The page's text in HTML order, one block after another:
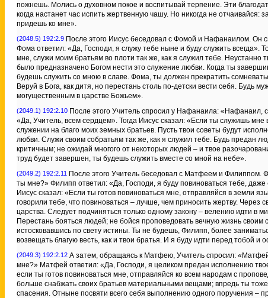
пожнешь. Молись о духовном покое и воспитывай терпение. Эти
когда настанет час испить жертвенную чашу. Но никогда не отчаивайся:
придешь ко мне».
(2048.5) 192:2.9 После этого Иисус беседовал с Фомой и Нафанаилом. Он
Фома ответил: «Да, Господи, я служу тебе ныне и буду служить всегда».
мне, служи моим братьям во плоти так же, как я служил тебе. Неустанно
было предназначено Богом нести это служение любви. Когда ты
будешь служить со мною в славе. Фома, ты должен прекратить
Веруй в Бога, как дитя, но перестань столь по-детски вести себя. Будь
могущественным в царстве Божьем».
(2049.1) 192:2.10 После этого Учитель спросил у Нафанаила: «Нафанаил,
«Да, Учитель, всем сердцем». Тогда Иисус сказал: «Если ты служишь
служении на благо моих земных братьев. Пусть твои советы будут
любви. Служи своим собратьям так же, как я служил тебе. Будь предан
критичным; не ожидай многого от некоторых людей – и твое
труд будет завершен, ты будешь служить вместе со мной на небе».
(2049.2) 192:2.11 После этого Учитель беседовал с Матфеем и Филиппом.
ты мне?» Филипп ответил: «Да, Господи, я буду повиноваться тебе, даже
Иисус сказал: «Если ты готов повиноваться мне, отправляйся в земли
говорили тебе, что повиноваться – лучше, чем приносить жертву. Через
царства. Следует подчиняться только одному закону – велению идти в
Перестань бояться людей; не бойся проповедовать вечную жизнь
истосковавшись по свету истины. Ты не будешь, Филипп, более
возвещать благую весть, как и твои братья. И я буду идти перед тобой и
(2049.3) 192:2.12 А затем, обращаясь к Матфею, Учитель спросил:
мне?» Матфей ответил: «Да, Господи, я целиком предан исполнению
если ты готов повиноваться мне, отправляйся ко всем народам с
больше снабжать своих братьев материальными вещами; впредь ты
спасения. Отныне посвяти всего себя выполнению одного поручения –